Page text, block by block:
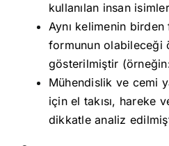
kullanılan insan
Aynı kelimenin
formunun olabileceği
Mühendislik ve cemi
için el takısı, hareke
dikkatle analiz